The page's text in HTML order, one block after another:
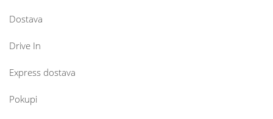
Dostava
Drive In
Express dostava
Pokupi